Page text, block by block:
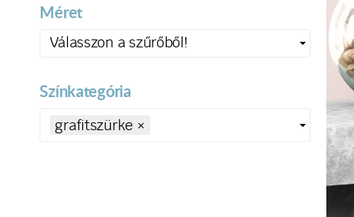
Méret
Válasszon a szűrőből!
Színkategória
grafitszürke ×